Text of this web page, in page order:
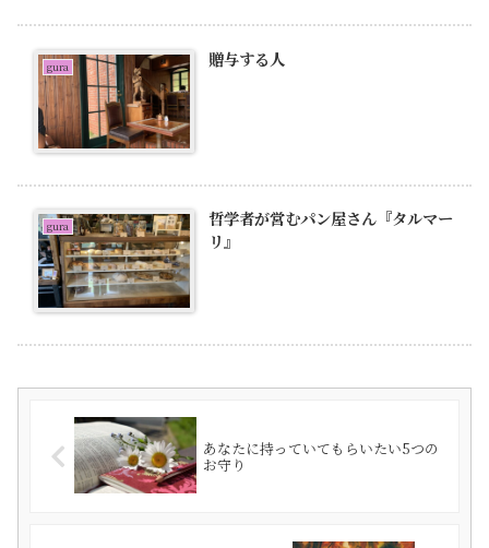
gura 贈与する人
gura
哲学者が営むパン屋さん『タルマー
リ』
あなたに持っていてもらいたい5つの
お守り